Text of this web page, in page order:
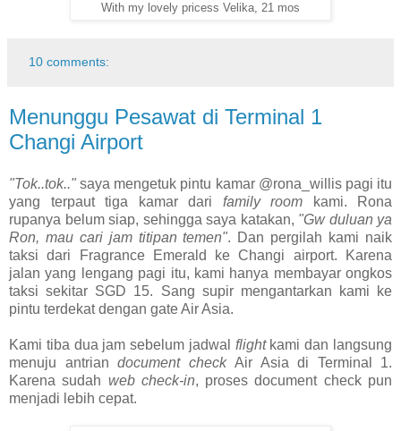
With my lovely pricess Velika, 21 mos
10 comments:
Menunggu Pesawat di Terminal 1
Changi Airport
"Tok..tok.." saya mengetuk pintu kamar @rona_willis pagi itu
yang terpaut tiga kamar dari family room kami. Rona
rupanya belum siap, sehingga saya katakan, "Gw duluan ya
Ron, mau cari jam titipan temen". Dan pergilah kami naik
taksi dari Fragrance Emerald ke Changi airport. Karena
jalan yang lengang pagi itu, kami hanya membayar ongkos
taksi sekitar SGD 15. Sang supir mengantarkan kami ke
pintu terdekat dengan gate Air Asia.
Kami tiba dua jam sebelum jadwal flightkami dan langsung
menuju antrian document check Air Asia di Terminal 1.
Karena sudah web check-in, proses document check pun
menjadi lebih cepat.